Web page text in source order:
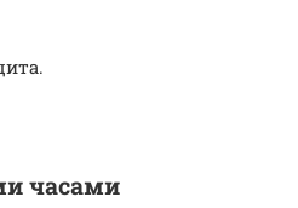
часами